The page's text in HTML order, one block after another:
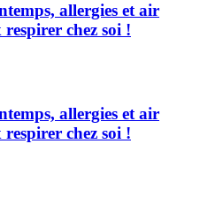
allergies et air
chez soi !
allergies et air
chez soi !